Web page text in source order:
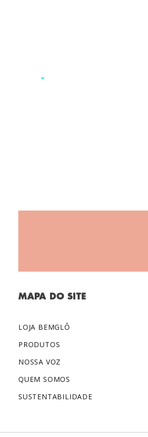
MAPA DO SITE
LOJA BEMGLÔ
PRODUTOS
NOSSA VOZ
QUEM SOMOS
SUSTENTABILIDADE